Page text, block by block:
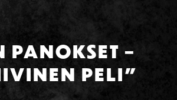
PANOKSET –
PELI”